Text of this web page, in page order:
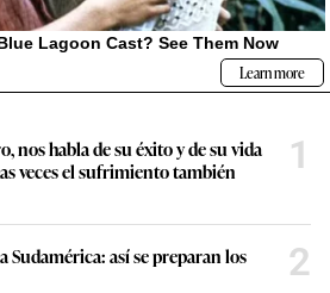
nos habla de su éxito y de su vida
veces el sufrimiento también
1
así se preparan los
2